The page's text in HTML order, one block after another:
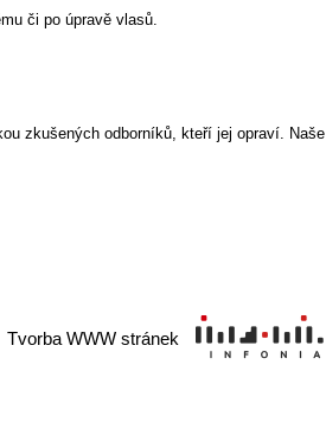
či po úpravě vlasů.
zkušených odborníků, kteří jej opraví. Naše
Tvorba WWW stránek